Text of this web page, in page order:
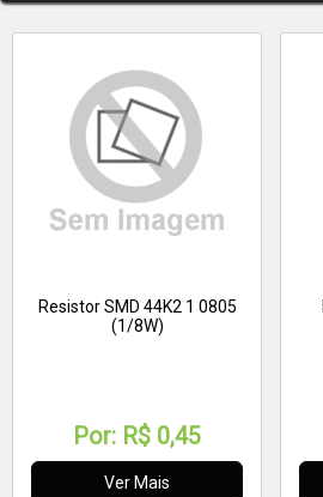
Resistor SMD 44K2 1 0805
(1/8W)
Por: R$ 0,45
Ver Mais